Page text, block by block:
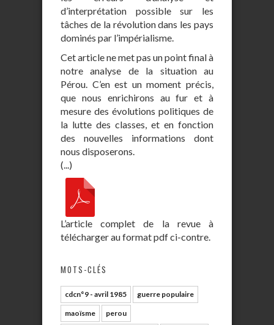
d’interprétation possible sur les
tâches de la révolution dans les pays
dominés par l’impérialisme.
Cet article ne met pas un point final à
notre analyse de la situation au
Pérou. C’en est un moment précis,
que nous enrichirons au fur et à
mesure des évolutions politiques de
la lutte des classes, et en fonction
des nouvelles informations dont
nous disposerons.
(...)
L’article complet de la revue à
télécharger au format pdf ci-contre.
MOTS-CLÉS
cdcn°9 - avril 1985 guerre populaire
maoïsme perou